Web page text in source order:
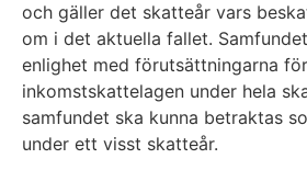
och gäller det skatteår vars
om i det aktuella fallet.
enlighet med förutsättningarna
inkomstskattelagen under hela
samfundet ska kunna betraktas
under ett visst skatteår.